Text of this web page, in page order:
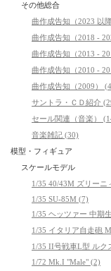
その他総合
曲作成告知（2023 以
曲作成告知（2018 -
曲作成告知（2013 -
曲作成告知（2010 -
曲作成告知（2009）
サントラ・ＣＤ紹介
セール関連（音楽）
音楽雑記 (30)
模型・フィギュア
スケールモデル
1/35 40/43M ズリーニ
1/35 SU-85M (7)
1/35 ヘッツァー 中期
1/35 イタリア自走砲
1/35 II号戦車L型 ルク
1/72 Mk.I "Male" (2)